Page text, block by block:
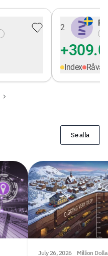
2
Index
Se alla
July 26, 2026 Million